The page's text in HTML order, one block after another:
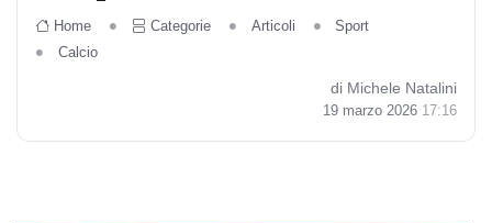
Home Categorie Articoli
Sport
Calcio
di Michele Natalini
19 marzo 2026 17:16